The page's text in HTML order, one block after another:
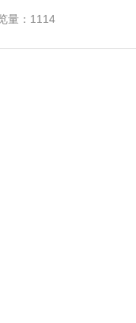
量：1114